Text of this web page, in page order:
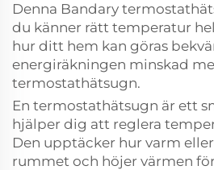
Denna Bandary
du känner rätt temperatur
hur ditt hem kan göras
energiräkningen minskad
termostathätsugn.
En termostathätsugn är ett
hjälper dig att reglera
Den upptäcker hur varm
rummet och höjer värmen